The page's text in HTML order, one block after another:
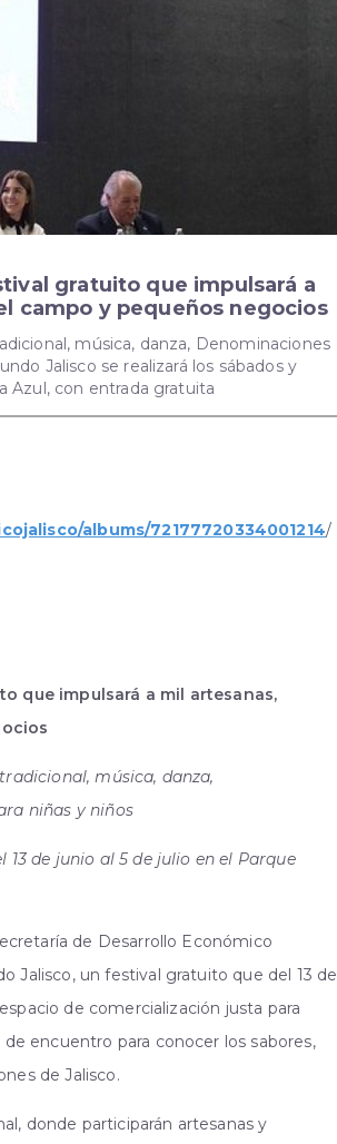
gratuito que impulsará a
campo y pequeños negocios
música, danza, Denominaciones
Jalisco se realizará los sábados y
Azul, con entrada gratuita
albums/72177720334001214/
que impulsará a mil artesanas,
música, danza,
niñas y niños
de junio al 5 de julio en el Parque
de Desarrollo Económico
Jalisco, un festival gratuito que del 13 de
de comercialización justa para
encuentro para conocer los sabores,
de Jalisco.
donde participarán artesanas y